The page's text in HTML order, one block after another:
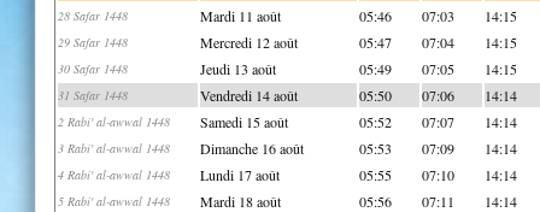
28 Safar 1448 Mardi 11 août 05:46 07:03 14:15
29 Safar 1448 Mercredi 12 août 05:47 07:04 14:15
30 Safar 1448 Jeudi 13 août 05:49 07:05 14:15
31 Safar 1448 Vendredi 14 août 05:50 07:06 14:14
2 Rabi' al-awwal 1448 Samedi 15 août 05:52 07:07 14:14
3 Rabi' al-awwal 1448 Dimanche 16 août 05:53 07:09 14:14
4 Rabi' al-awwal 1448 Lundi 17 août 05:55 07:10 14:14
5 Rabi' al-awwal 1448 Mardi 18 août 05:56 07:11 14:14